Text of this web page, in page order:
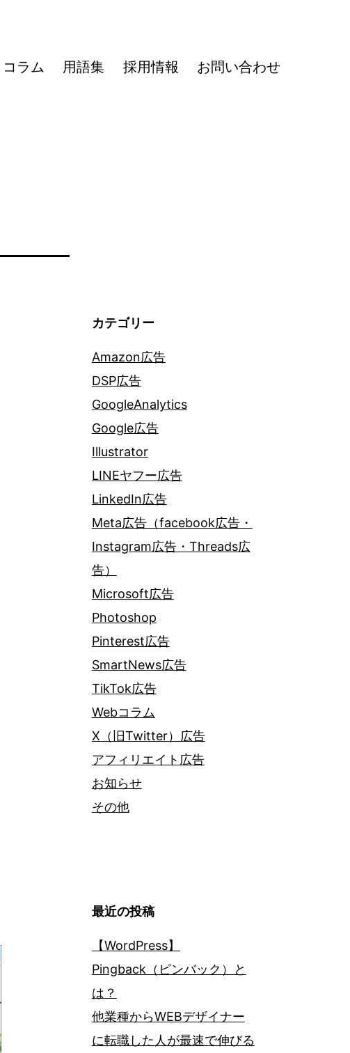
コラム 用語集 採用情報 お問い合わせ
カテゴリー
Amazon広告
DSP広告
GoogleAnalytics
Google広告
Illustrator
LINEヤフー広告
LinkedIn広告
Meta広告（facebook広告・
Instagram広告・Threads広
告）
Microsoft広告
Photoshop
Pinterest広告
SmartNews広告
TikTok広告
Webコラム
X（旧Twitter）広告
アフィリエイト広告
お知らせ
その他
最近の投稿
【WordPress】
Pingback（ピンバック）と
は？
他業種からWEBデザイナー
に転職した人が最速で伸びる